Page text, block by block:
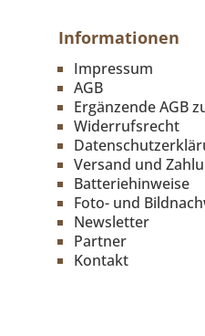
Informationen
Impressum
AGB
Ergänzende AGB
Widerrufsrecht
Versand und
Batteriehinweise
Foto- und
Newsletter
Partner
Kontakt